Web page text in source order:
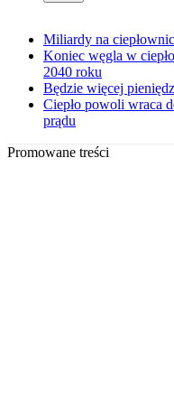
Miliardy na
Koniec węgla w
2040 roku
Będzie więcej
Ciepło powoli wraca
prądu
Promowane treści